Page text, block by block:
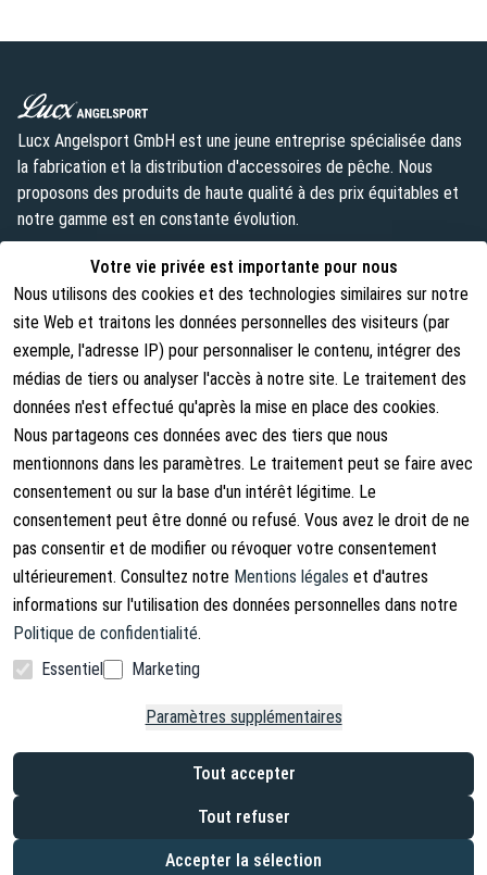
Votre vie privée est importante pour nous
Nous utilisons des cookies et des technologies similaires sur notre
site Web et traitons les données personnelles des visiteurs (par
exemple, l'adresse IP) pour personnaliser le contenu, intégrer des
médias de tiers ou analyser l'accès à notre site. Le traitement des
données n'est effectué qu'après la mise en place des cookies.
Nous partageons ces données avec des tiers que nous
mentionnons dans les paramètres. Le traitement peut se faire avec
consentement ou sur la base d'un intérêt légitime. Le
consentement peut être donné ou refusé. Vous avez le droit de ne
pas consentir et de modifier ou révoquer votre consentement
ultérieurement. Consultez notre Mentions légales et d'autres
informations sur l'utilisation des données personnelles dans notre
Politique de confidentialité.
Essentiel
Marketing
Paramètres supplémentaires
Tout accepter
Tout refuser
Accepter la sélection
Lucx Angelsport GmbH est une jeune entreprise spécialisée dans
la fabrication et la distribution d'accessoires de pêche. Nous
proposons des produits de haute qualité à des prix équitables et
notre gamme est en constante évolution.
Mentions légales
Conditions générales
Droits d'annulation
Rétracter le contrat
Politique de confidentialité
À propos de nous
À propos de nous
Contact
Shipping Information
Facebook Instagram
* TVA incluse, plus frais de livraison
*² Économies par rapport au prix de vente conseillé par le fabricant (PVC)
*³ Après réception du paiement en Allemagne, pour les clients finaux
uniquement